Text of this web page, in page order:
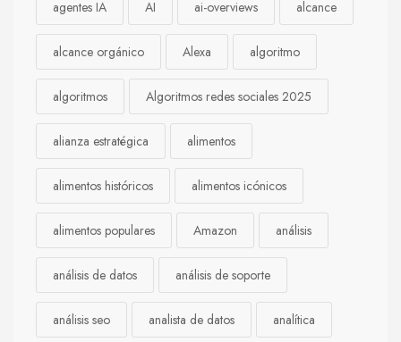
agentes IA AI ai-overviews alcance
alcance orgánico Alexa algoritmo
algoritmos Algoritmos redes sociales 2025
alianza estratégica alimentos
alimentos históricos alimentos icónicos
alimentos populares Amazon análisis
análisis de datos análisis de soporte
análisis seo analista de datos analítica